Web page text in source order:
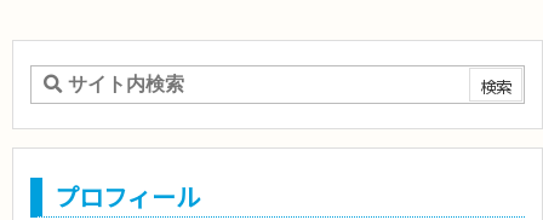
プロフィール